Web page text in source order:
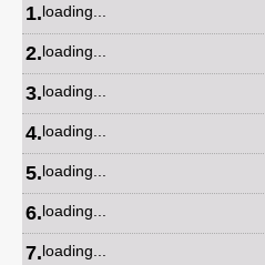
1.loading...
2.loading...
3.loading...
4.loading...
5.loading...
6.loading...
7.loading...